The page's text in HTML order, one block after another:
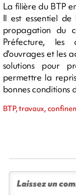
La filière du BTP
Il est essentiel
propagation du
Préfecture, les
d'ouvrages et les
solutions pour
permettre la
bonnes conditions
BTP, travaux,